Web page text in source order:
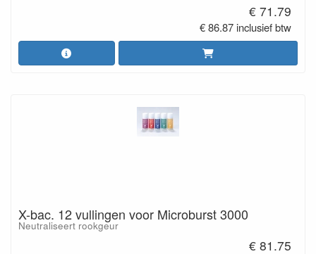
€ 71.79
€ 86.87 inclusief btw
X-bac. 12 vullingen voor Microburst 3000
Neutraliseert rookgeur
€ 81.75